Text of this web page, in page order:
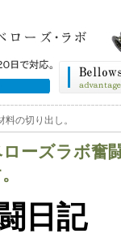
料の切り出し。
ーズラボ奮
日記